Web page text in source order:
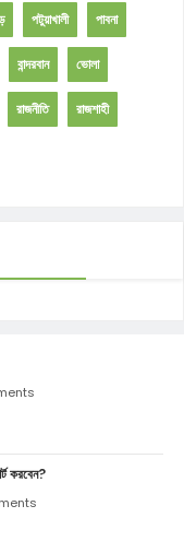
পটুয়াখালী পাবনা
বান্দরবান ভোলা
রাজনীতি রাজশাহী
করবেন?